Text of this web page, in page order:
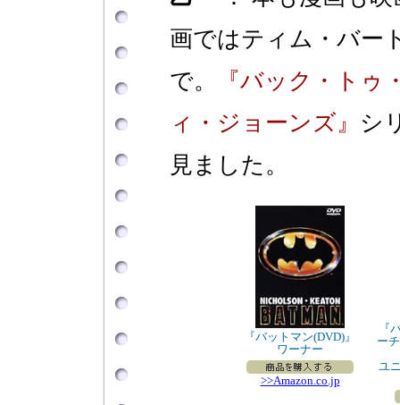
画ではティム・バー
で。
『バック・トゥ
ィ・ジョーンズ』
シ
見ました。
『バットマン(DVD)』
ワーナー
>>Amazon.co.jp
『
ー
ユ